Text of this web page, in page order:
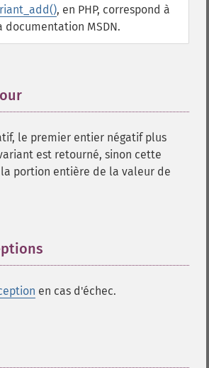
, en PHP, correspond à
documentation MSDN.
le premier entier négatif plus
est retourné, sinon cette
portion entière de la valeur de
en cas d'échec.